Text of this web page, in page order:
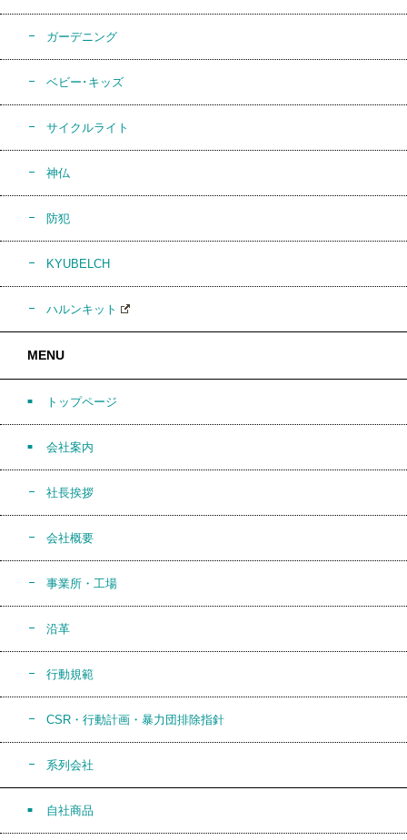
ガーデニング
ベビー･キッズ
サイクルライト
神仏
防犯
KYUBELCH
ハルンキット
MENU
トップページ
会社案内
社長挨拶
会社概要
事業所・工場
沿革
行動規範
CSR・行動計画・暴力団排除指針
系列会社
自社商品